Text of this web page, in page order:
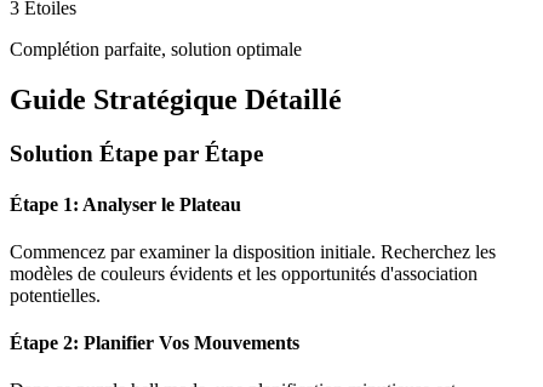
3 Étoiles
Complétion parfaite, solution optimale
Guide Stratégique Détaillé
Solution Étape par Étape
Étape 1: Analyser le Plateau
Commencez par examiner la disposition initiale. Recherchez les
modèles de couleurs évidents et les opportunités d'association
potentielles.
Étape 2: Planifier Vos Mouvements